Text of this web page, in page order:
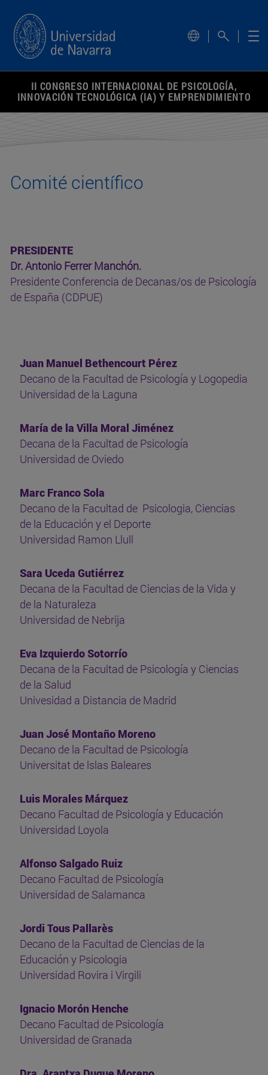
II CONGRESO INTERNACIONAL DE PSICOLOGÍA,
INNOVACIÓN TECNOLÓGICA (IA) Y EMPRENDIMIENTO
Comité científico
PRESIDENTE
Dr. Antonio Ferrer Manchón.
Presidente Conferencia de Decanas/os de Psicología
de España (CDPUE)
Juan Manuel Bethencourt Pérez
Decano de la Facultad de Psicología y Logopedia
Universidad de la Laguna
María de la Villa Moral Jiménez
Decana de la Facultad de Psicología
Universidad de Oviedo
Marc Franco Sola
Decano de la Facultad de Psicologia, Ciencias
de la Educación y el Deporte
Universidad Ramon Llull
Sara Uceda Gutiérrez
Decana de la Facultad de Ciencias de la Vida y
de la Naturaleza
Universidad de Nebrija
Eva Izquierdo Sotorrío
Decana de la Facultad de Psicología y Ciencias
de la Salud
Univesidad a Distancia de Madrid
Juan José Montaño Moreno
Decano de la Facultad de Psicología
Universitat de lslas Baleares
Luis Morales Márquez
Decano Facultad de Psicología y Educación
Universidad Loyola
Alfonso Salgado Ruiz
Decano Facultad de Psicología
Universidad de Salamanca
Jordi Tous Pallarès
Decano de la Facultad de Ciencias de la
Educación y Psicologia
Universidad Rovira i Virgili
Ignacio Morón Henche
Decano Facultad de Psicología
Universidad de Granada